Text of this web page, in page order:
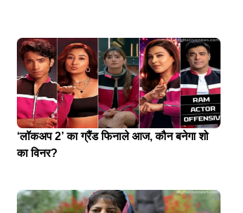
‘लॉकअप 2’ का ग्रैंड फिनाले आज, कौन बनेगा शो
का विनर?